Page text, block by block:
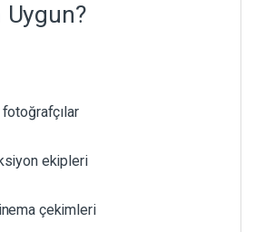
Uygun?
ekipleri
çekimleri